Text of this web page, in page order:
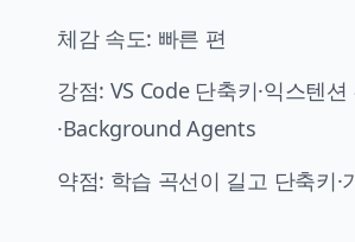
체감 속도: 빠른 편
강점: VS Code 단축키·익스텐션
·Background Agents
약점: 학습 곡선이 길고 단축키·